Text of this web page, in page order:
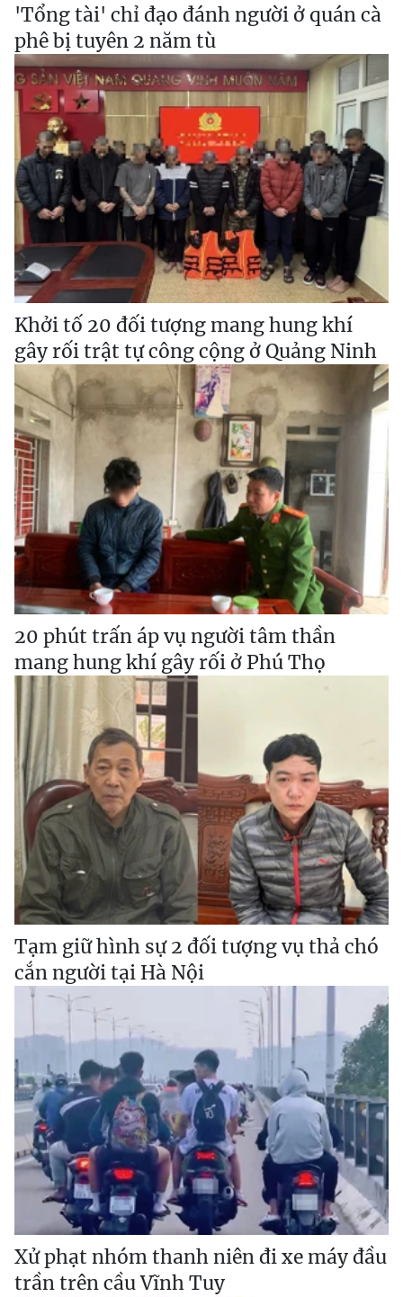
'Tổng tài' chỉ đạo đánh người ở quán cà
phê bị tuyên 2 năm tù
Khởi tố 20 đối tượng mang hung khí
gây rối trật tự công cộng ở Quảng Ninh
20 phút trấn áp vụ người tâm thần
mang hung khí gây rối ở Phú Thọ
Tạm giữ hình sự 2 đối tượng vụ thả chó
cắn người tại Hà Nội
Xử phạt nhóm thanh niên đi xe máy đầu
trần trên cầu Vĩnh Tuy